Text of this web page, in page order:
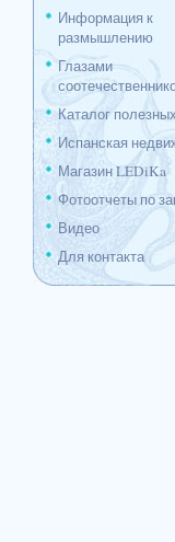
Информация к
размышлению
Глазами
Каталог
Испанская
Магазин LEDiKa
Фотоотчеты по
Видео
Для контакта